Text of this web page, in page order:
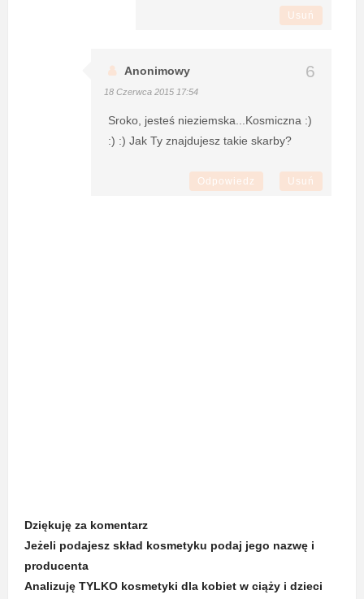
Usuń
Anonimowy
18 Czerwca 2015 17:54
Sroko, jesteś nieziemska...Kosmiczna :)
:) :) Jak Ty znajdujesz takie skarby?
Odpowiedz Usuń
Dziękuję za komentarz
Jeżeli podajesz skład kosmetyku podaj jego nazwę i
producenta
Analizuję TYLKO kosmetyki dla kobiet w ciąży i dzieci